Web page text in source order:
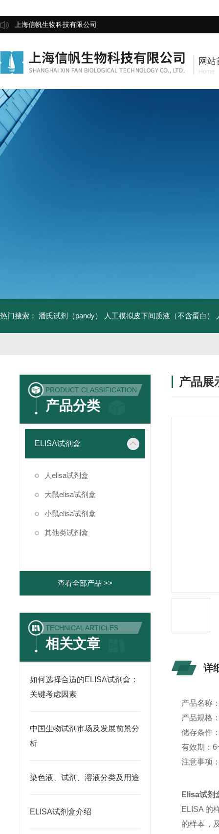
上海信帆生物科技有限公司
网站
Home
热门搜索： 潘氏试剂（pandy） 人工模拟皮下间质液（不含蛋白）
PRODUCT CLASSIFICATION
产品分类
ELISA试剂盒
人elisa试剂盒
大鼠elisa试剂盒
小鼠elisa试剂盒
其他类试剂盒
查看全部产品 >>
TECHNICAL ARTICLES
相关文章
如何选择合适的ELISA试剂盒：
关键考虑因素
中国生物试剂市场及发展前景分
析
染色液、试剂、溶液分类及用途
ELISA试剂盒介绍
产品展
详
产品名称
产品规格
储存条件
有效期：6
注意事项
Elisa试剂
ELISA 的
的样本，